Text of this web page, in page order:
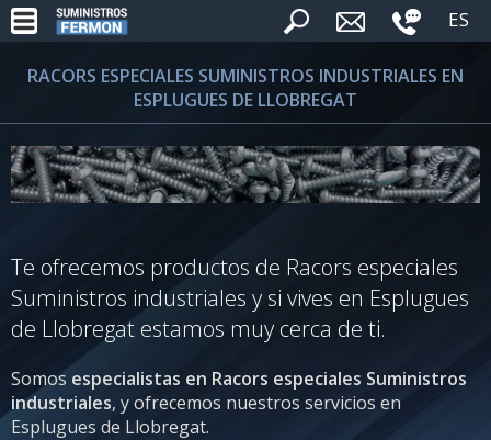
ES
RACORS ESPECIALES SUMINISTROS INDUSTRIALES EN
ESPLUGUES DE LLOBREGAT
Te ofrecemos productos de Racors especiales
Suministros industriales y si vives en Esplugues
de Llobregat estamos muy cerca de ti.
Somos especialistas en Racors especiales Suministros
industriales, y ofrecemos nuestros servicios en
Esplugues de Llobregat.